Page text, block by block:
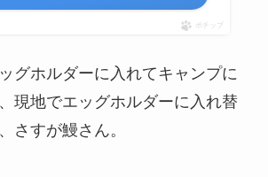
ポチップ
グホルダーに入れてキャンプに
現地でエッグホルダーに入れ替
すが鰻さん。